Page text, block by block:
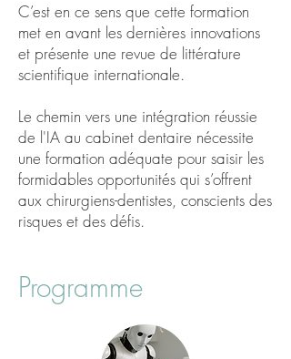
C’est en ce sens que cette formation
met en avant les dernières innovations
et présente une revue de littérature
scientifique internationale.
Le chemin vers une intégration réussie
de l'IA au cabinet dentaire nécessite
une formation adéquate pour saisir les
formidables opportunités qui s’offrent
aux chirurgiens-dentistes, conscients des
risques et des défis.
Programme